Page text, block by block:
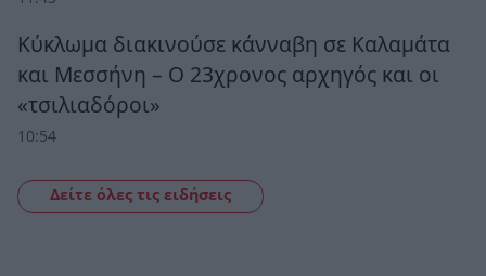
Κύκλωμα διακινούσε κάνναβη σε Καλαμάτα
και Μεσσήνη – Ο 23χρονος αρχηγός και οι
«τσιλιαδόροι»
10:54
Δείτε όλες τις ειδήσεις